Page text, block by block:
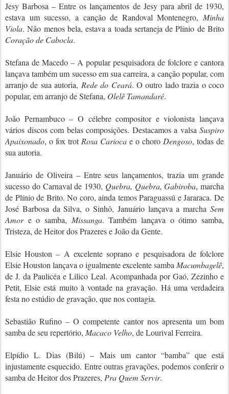
Jesy Barbosa – Entre os lançamentos de Jesy para abril de 1930,
estava um sucesso, a canção de Randoval Montenegro, Minha
Viola. Não menos bela, estava a toada sertaneja de Plínio de Brito
Coração de Cabocla.
Stefana de Macedo – A popular pesquisadora de folclore e cantora
lançava também um sucesso em sua carreira, a canção popular, com
arranjo de sua autoria, Rede do Ceará. O outro lado trazia o coco
popular, em arranjo de Stefana, Olelê Tamandaré.
João Pernambuco – O célebre compositor e violonista lançava
vários discos com belas composições. Destacamos a valsa Suspiro
Apaixonado, o fox trot Rosa Carioca e o choro Dengoso, todas de
sua autoria.
Januário de Oliveira – Entre seus lançamentos, trazia um grande
sucesso do Carnaval de 1930, Quebra, Quebra, Gabiroba, marcha
de Plínio de Brito. No coro, ainda temos Paraguassú e Jararaca. De
José Barbosa da Silva, o Sinhô, Januário lançava a marcha Sem
Amore o samba, Missanga. Também lançava o ótimo samba,
Tristeza, de Heitor dos Prazeres e João da Gente.
Elsie Houston – A excelente soprano e pesquisadora de folclore
Elsie Houston lançava o igualmente excelente samba Macumbagelê,
de J. da Paulicéa e Lilico Leal. Acompanhada por Gaó, Zezinho e
Petit, Elsie está muito à vontade na gravação. Há uma verdadeira
festa no estúdio de gravação, que nos contagia.
Sebastião Rufino – O competente cantor nos apresenta um bom
samba de seu repertório, Macaco Velho, de Lourival Ferreira.
Elpídio L. Dias (Bilú) – Mais um cantor “bamba” que está
injustamente esquecido. Entre outras gravações, podemos conferir o
samba de Heitor dos Prazeres, Pra Quem Servir.